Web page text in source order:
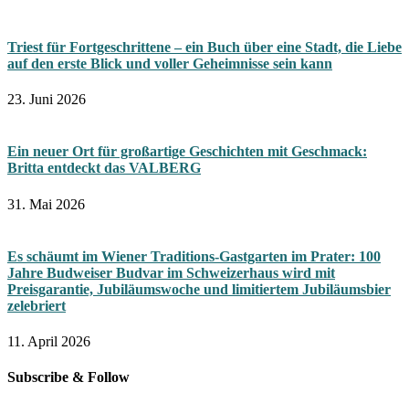
Triest für Fortgeschrittene – ein Buch über eine Stadt, die Liebe
auf den erste Blick und voller Geheimnisse sein kann
23. Juni 2026
Ein neuer Ort für großartige Geschichten mit Geschmack:
Britta entdeckt das VALBERG
31. Mai 2026
Es schäumt im Wiener Traditions-Gastgarten im Prater: 100
Jahre Budweiser Budvar im Schweizerhaus wird mit
Preisgarantie, Jubiläumswoche und limitiertem Jubiläumsbier
zelebriert
11. April 2026
Subscribe & Follow